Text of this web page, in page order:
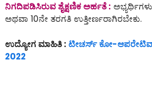
ನಿಗದಿಪಡಿಸಿರುವ ಶೈಕ್ಷಣಿಕ ಅರ್ಹತೆ :
ಅಥವಾ 10ನೇ ತರಗತಿ ಉತ್ತೀರ್ಣರಾಗಿರಬೇಕು.
ಉದ್ಯೋಗ ಮಾಹಿತಿ : ಟೀಚರ್ಸ್ ಕೋ-ಆಪರೇಟಿವ್
2022